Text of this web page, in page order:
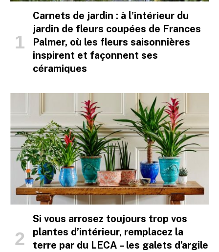
Carnets de jardin : à l’intérieur du
jardin de fleurs coupées de Frances
Palmer, où les fleurs saisonnières
inspirent et façonnent ses
céramiques
Si vous arrosez toujours trop vos
plantes d’intérieur, remplacez la
terre par du LECA – les galets d’argile